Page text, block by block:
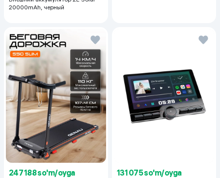
20000mAh, черный
247 188 so'm/oyga 131 075 so'm/oyga